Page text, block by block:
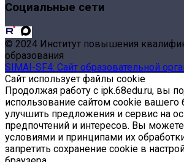
Социальные сети
© 2024 Институт повышения
образования
SIMAI-SF4: Сайт образовательной
Сайт использует файлы cookie
Продолжая работу с ipk.68edu.ru, вы
использование сайтом cookie вашего
улучшить предложения и сервис на
предпочтений и интересов. Вы можете
условиями и принципами их
запретить сохранение cookie в